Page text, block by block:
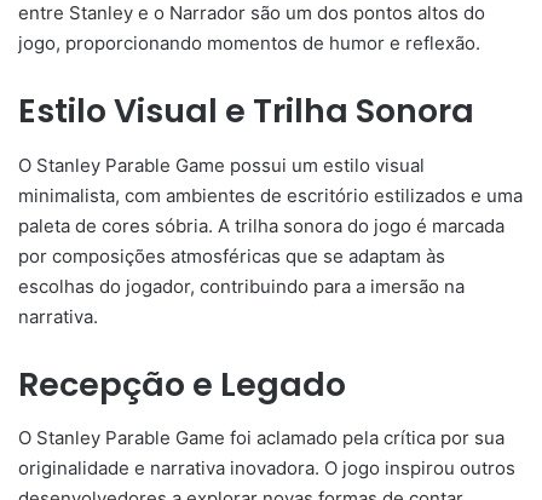
entre Stanley e o Narrador são um dos pontos altos do
jogo, proporcionando momentos de humor e reflexão.
Estilo Visual e Trilha Sonora
O Stanley Parable Game possui um estilo visual
minimalista, com ambientes de escritório estilizados e uma
paleta de cores sóbria. A trilha sonora do jogo é marcada
por composições atmosféricas que se adaptam às
escolhas do jogador, contribuindo para a imersão na
narrativa.
Recepção e Legado
O Stanley Parable Game foi aclamado pela crítica por sua
originalidade e narrativa inovadora. O jogo inspirou outros